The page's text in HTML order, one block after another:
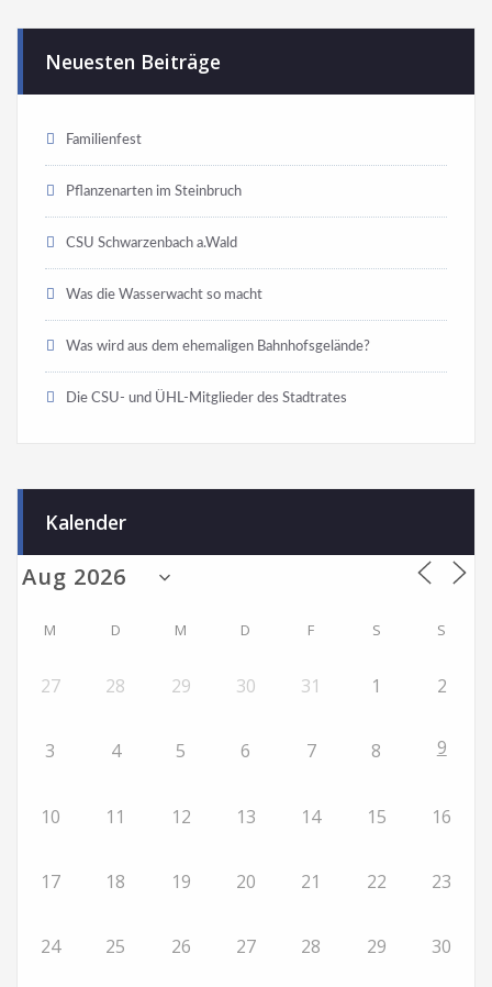
Neuesten Beiträge
Familienfest
Pflanzenarten im Steinbruch
CSU Schwarzenbach a.Wald
Was die Wasserwacht so macht
Was wird aus dem ehemaligen Bahnhofsgelände?
Die CSU- und ÜHL-Mitglieder des Stadtrates
Kalender
M D M D F S S
27 28 29 30 31 1 2
3 4 5 6 7 8 9
10 11 12 13 14 15 16
17 18 19 20 21 22 23
24 25 26 27 28 29 30